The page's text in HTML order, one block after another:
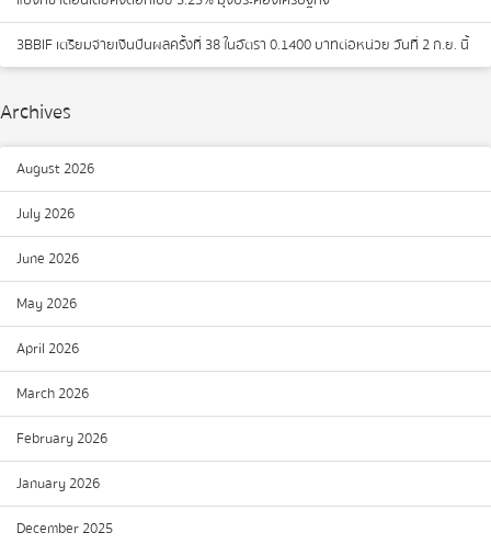
3BBIF เตรียมจ่ายเงินปันผลครั้งที่ 38 ในอัตรา 0.1400 บาทต่อหน่วย วันที่ 2 ก.ย. นี้
Archives
August 2026
July 2026
June 2026
May 2026
April 2026
March 2026
February 2026
January 2026
December 2025